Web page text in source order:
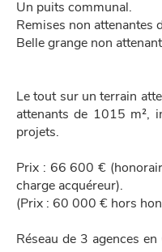
Un puits communal.
Remises non attenantes
Belle grange non
Le tout sur un terrain
attenants de 1015 m²,
projets.
Prix : 66 600 €
charge acquéreur).
(Prix : 60 000 € hors
Réseau de 3 agences